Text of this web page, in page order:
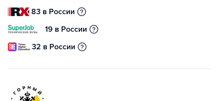
83 в России
19 в России
32 в России